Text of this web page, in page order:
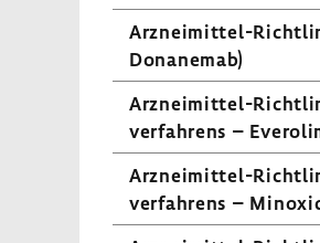
Arzneimittel-​
Dona­nemab)
Arzneimittel-​
ver­fah­rens –
Arzneimittel-​
ver­fah­rens –